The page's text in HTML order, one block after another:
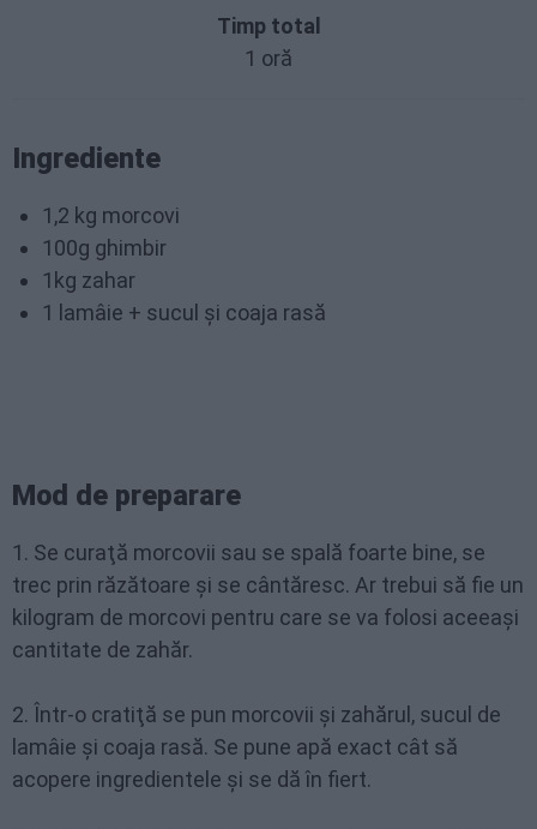
Timp total
1 oră
Ingrediente
1,2 kg morcovi
100g ghimbir
1kg zahar
1 lamâie + sucul şi coaja rasă
Mod de preparare
1. Se curaţă morcovii sau se spală foarte bine, se
trec prin răzătoare şi se cântăresc. Ar trebui să fie un
kilogram de morcovi pentru care se va folosi aceeaşi
cantitate de zahăr.
2. Într-o cratiţă se pun morcovii şi zahărul, sucul de
lamâie şi coaja rasă. Se pune apă exact cât să
acopere ingredientele şi se dă în fiert.